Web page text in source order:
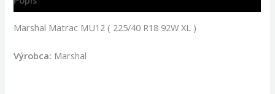
Marshal Matrac MU12 ( 225/40 R18 92W XL )
Výrobca: Marshal